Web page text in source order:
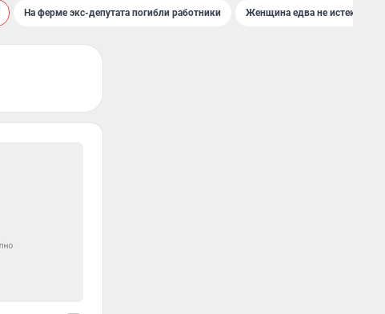
На ферме экс-депутата погибли работники Женщина едва не истекла